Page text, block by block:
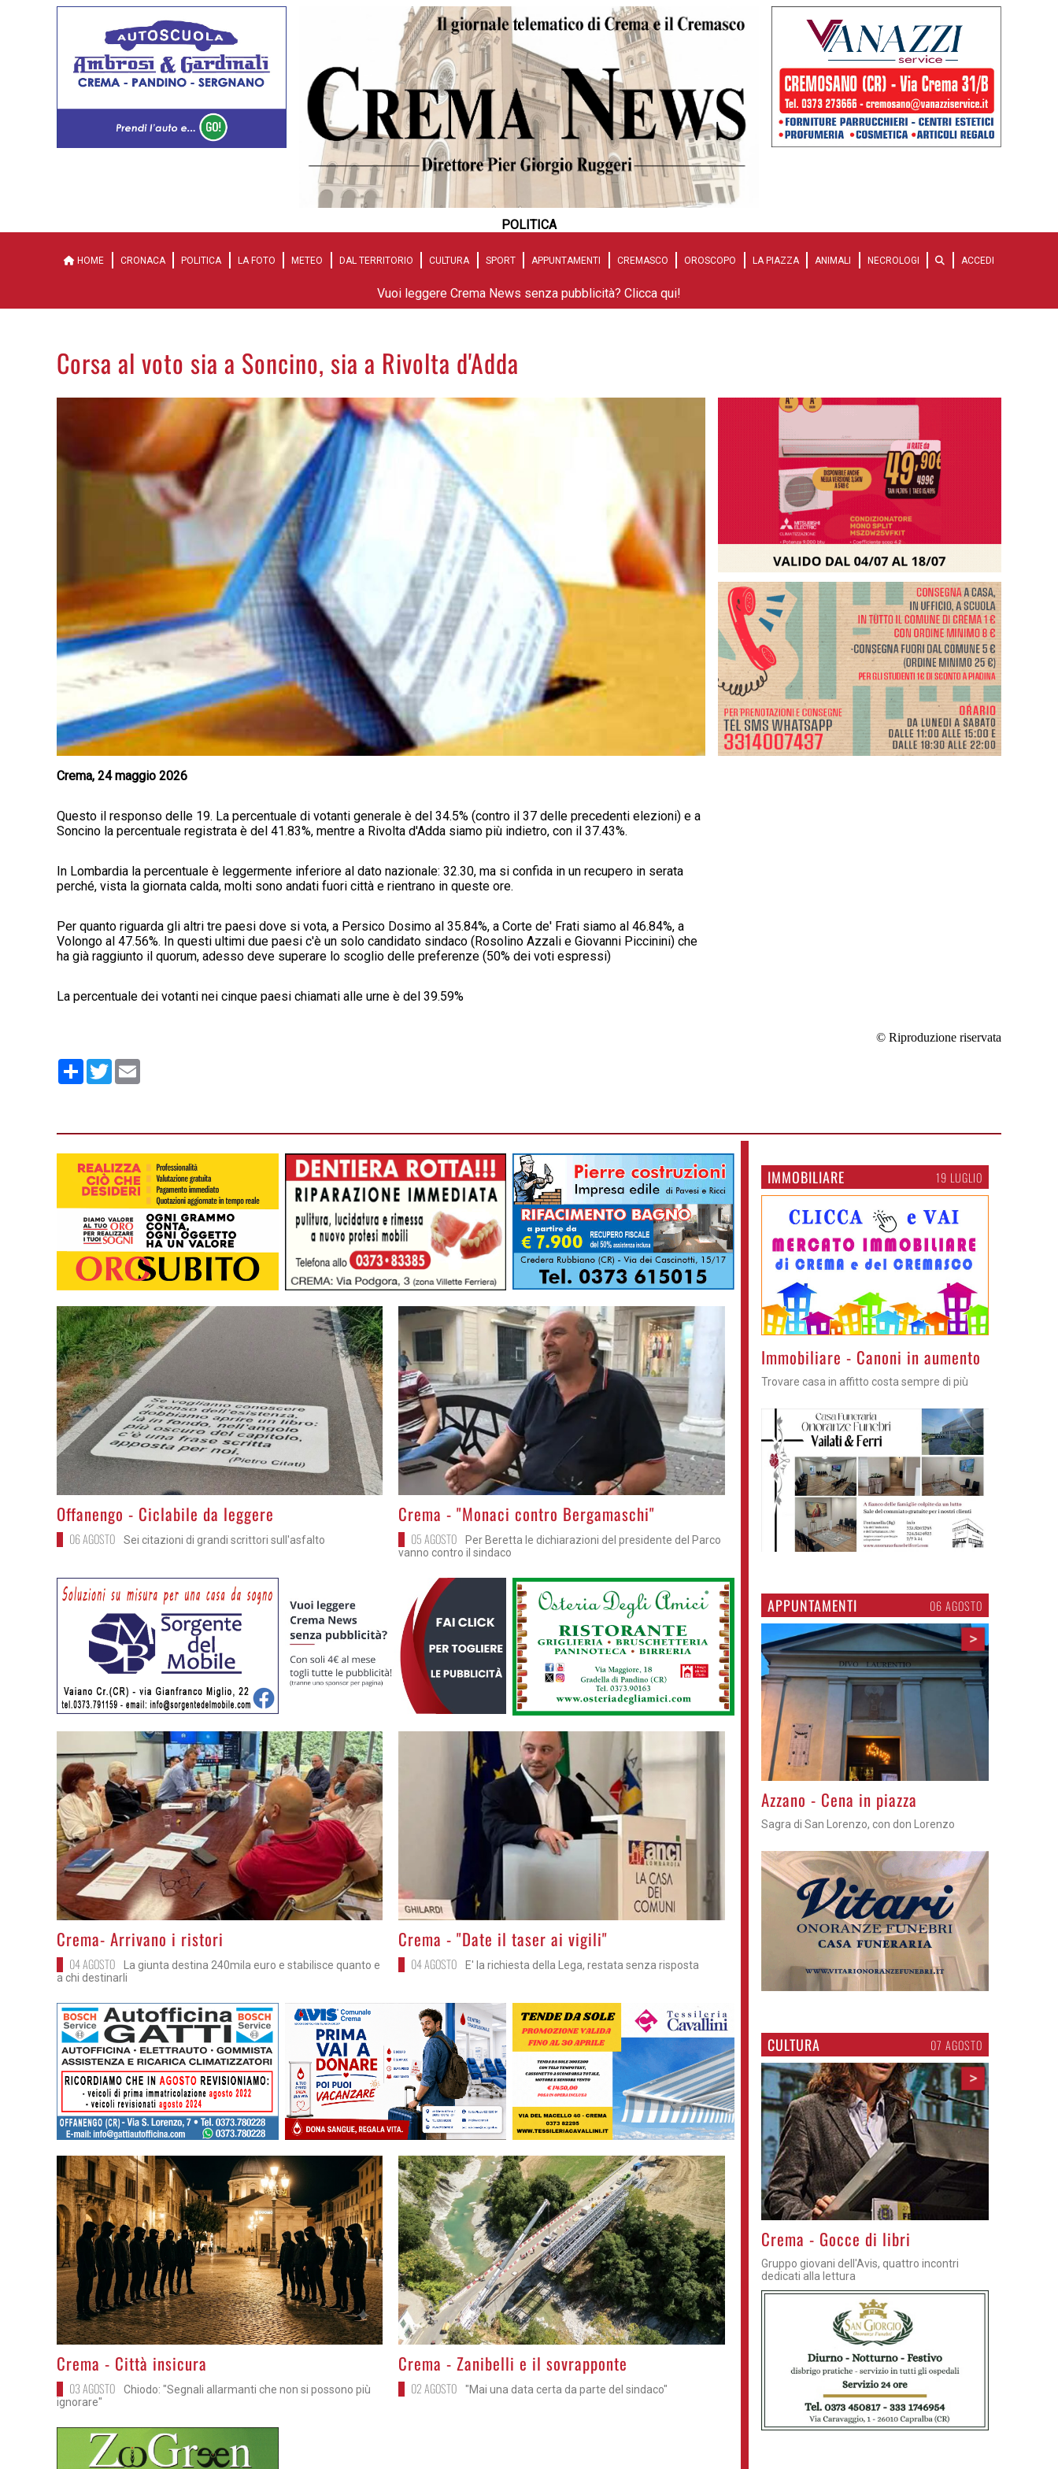
POLITICA
HOME CRONACA POLITICA LA FOTO METEO DAL TERRITORIO CULTURA SPORT APPUNTAMENTI CREMASCO OROSCOPO LA PIAZZA ANIMALI NECROLOGI ACCEDI
Vuoi leggere Crema News senza pubblicità? Clicca qui!
Corsa al voto sia a Soncino, sia a Rivolta d'Adda
Crema, 24 maggio 2026
Questo il responso delle 19. La percentuale di votanti generale è del 34.5% (contro il 37 delle precedenti elezioni) e a
Soncino la percentuale registrata è del 41.83%, mentre a Rivolta d'Adda siamo più indietro, con il 37.43%.
In Lombardia la percentuale è leggermente inferiore al dato nazionale: 32.30, ma si confida in un recupero in serata
perché, vista la giornata calda, molti sono andati fuori città e rientrano in queste ore.
Per quanto riguarda gli altri tre paesi dove si vota, a Persico Dosimo al 35.84%, a Corte de' Frati siamo al 46.84%, a
Volongo al 47.56%. In questi ultimi due paesi c'è un solo candidato sindaco (Rosolino Azzali e Giovanni Piccinini) che
ha già raggiunto il quorum, adesso deve superare lo scoglio delle preferenze (50% dei voti espressi)
La percentuale dei votanti nei cinque paesi chiamati alle urne è del 39.59%
© Riproduzione riservata
Condividi
Twitter
>
Offanengo - Ciclabile da leggere
06 AGOSTO Sei citazioni di grandi scrittori sull'asfalto
>
Crema - "Monaci contro Bergamaschi"
05 AGOSTO
Per Beretta le dichiarazioni del presidente del Parco
vanno contro il sindaco
>
Crema- Arrivano i ristori
04 AGOSTO
La giunta destina 240mila euro e stabilisce quanto e
a chi destinarli
>
Crema - "Date il taser ai vigili"
04 AGOSTO E' la richiesta della Lega, restata senza risposta
>
Crema - Città insicura
03 AGOSTO
Chiodo: "Segnali allarmanti che non si possono più
ignorare"
>
Crema - Zanibelli e il sovrapponte
02 AGOSTO "Mai una data certa da parte del sindaco"
IMMOBILIARE 19 LUGLIO
Immobiliare - Canoni in aumento
Trovare casa in affitto costa sempre di più
APPUNTAMENTI 06 AGOSTO
>
Gli appuntamenti fino a sabato
Cosa fare questi giorni nel Cremasco
CULTURA 07 AGOSTO
>
Crema - Gocce di libri
Gruppo giovani dell'Avis, quattro incontri
dedicati alla lettura